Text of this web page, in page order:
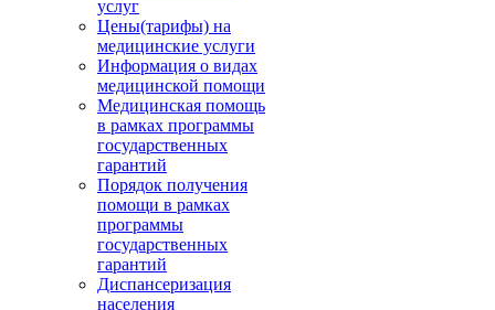
услуг
Цены(тарифы) на
медицинские услуги
Информация о видах
медицинской помощи
Медицинская помощь
в рамках программы
государственных
гарантий
Порядок получения
помощи в рамках
программы
государственных
гарантий
Диспансеризация
населения